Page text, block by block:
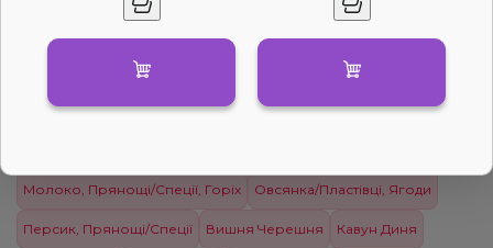
0 відгуківДивитись оптовий прайс
Смак
Молоко, Прянощі/Спеції, Горіх Овсянка/Пластівці, Ягоди
Персик, Прянощі/Спеції Вишня Черешня Кавун Диня